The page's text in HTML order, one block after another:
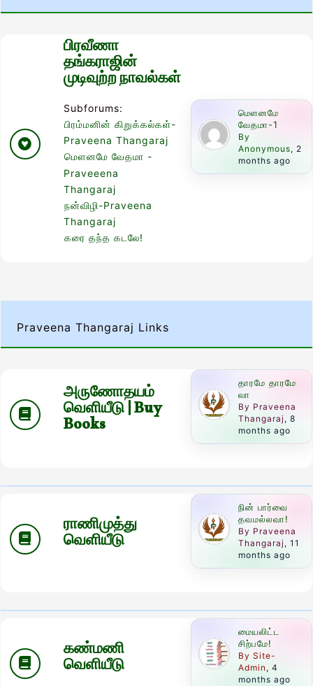
பிரவீணா
தங்கராஜின்
முடிவுற்ற நாவல்கள்
Subforums:
பிரம்மனின் கிறுக்கல்கள்-
Praveena Thangaraj
மௌனமே வேதமா -
Praveeena
Thangaraj
நன்விழி-Praveena
Thangaraj
கரை தந்த கடலே!
மௌனமே
வேதமா-1
By
Anonymous, 2
months ago
Praveena Thangaraj Links
அருணோதயம்
வெளியீடு | Buy
Books
தாரமே தாரமே
வா
By Praveena
Thangaraj , 8
months ago
ராணிமுத்து
வெளியீடு
நின் பார்வை
தவமல்லவா!
By Praveena
Thangaraj , 11
months ago
கண்மணி
வெளியீடு
மையலிட்ட
சிற்பமே!
By Site-
Admin, 4
months ago